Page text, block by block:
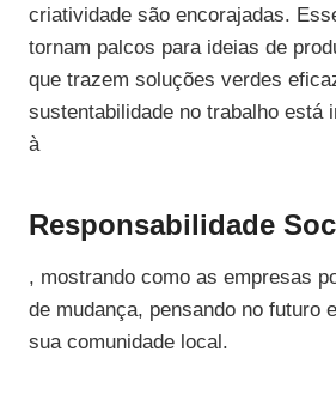
criatividade são encorajadas.
tornam palcos para ideias de
que trazem soluções verdes
sustentabilidade no trabalho está
à
Responsabilidade
, mostrando como as empresas
de mudança, pensando no futuro
sua comunidade local.